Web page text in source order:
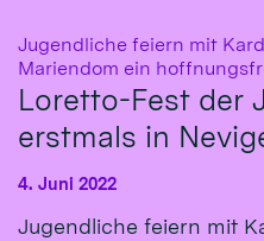
Jugendliche feiern mit
Mariendom ein
Loretto-Fest der
erstmals in
4. Juni 2022
Jugendliche feiern mit